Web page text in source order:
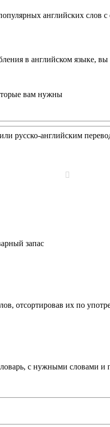
английских слов
в английском языке,
вам нужны
русско-английским
запас
отсортировав их по
с нужными словами и